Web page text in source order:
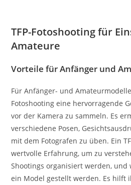
TFP-Fotoshooting für
Amateure
Vorteile für Anfänger und
Für Anfänger- und
Fotoshooting eine hervorragende
vor der Kamera zu sammeln. Es
verschiedene Posen,
mit dem Fotografen zu üben. Ein
wertvolle Erfahrung, um zu
Shootings organisiert werden, und
ein Model gestellt werden. Es hilft